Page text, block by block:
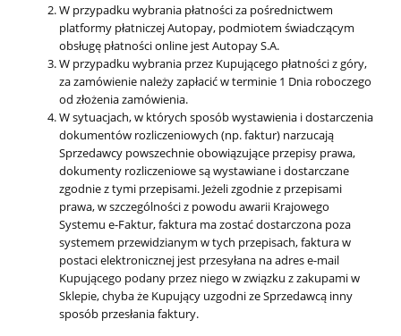
W przypadku wybrania płatności za pośrednictwem
platformy płatniczej Autopay, podmiotem świadczącym
obsługę płatności online jest Autopay S.A.
W przypadku wybrania przez Kupującego płatności z góry,
za zamówienie należy zapłacić w terminie 1 Dnia roboczego
od złożenia zamówienia.
W sytuacjach, w których sposób wystawienia i dostarczenia
dokumentów rozliczeniowych (np. faktur) narzucają
Sprzedawcy powszechnie obowiązujące przepisy prawa,
dokumenty rozliczeniowe są wystawiane i dostarczane
zgodnie z tymi przepisami. Jeżeli zgodnie z przepisami
prawa, w szczególności z powodu awarii Krajowego
Systemu e-Faktur, faktura ma zostać dostarczona poza
systemem przewidzianym w tych przepisach, faktura w
postaci elektronicznej jest przesyłana na adres e-mail
Kupującego podany przez niego w związku z zakupami w
Sklepie, chyba że Kupujący uzgodni ze Sprzedawcą inny
sposób przesłania faktury.